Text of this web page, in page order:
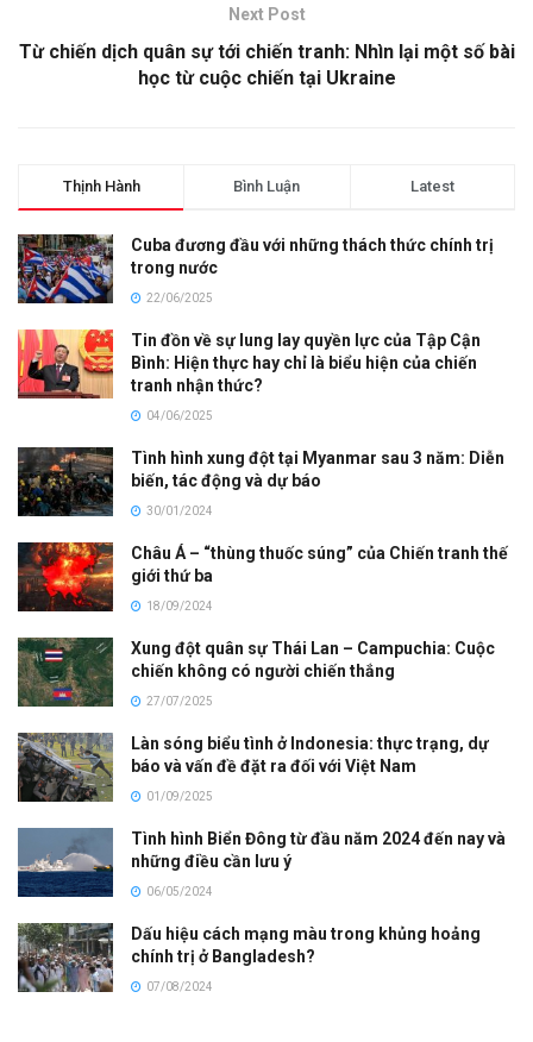
Next Post
Từ chiến dịch quân sự tới chiến tranh: Nhìn lại một số bài
học từ cuộc chiến tại Ukraine
Thịnh Hành Bình Luận Latest
Cuba đương đầu với những thách thức chính trị
trong nước
22/06/2025
Tin đồn về sự lung lay quyền lực của Tập Cận
Bình: Hiện thực hay chỉ là biểu hiện của chiến
tranh nhận thức?
04/06/2025
Tình hình xung đột tại Myanmar sau 3 năm: Diễn
biến, tác động và dự báo
30/01/2024
Châu Á – “thùng thuốc súng” của Chiến tranh thế
giới thứ ba
18/09/2024
Xung đột quân sự Thái Lan – Campuchia: Cuộc
chiến không có người chiến thắng
27/07/2025
Làn sóng biểu tình ở Indonesia: thực trạng, dự
báo và vấn đề đặt ra đối với Việt Nam
01/09/2025
Tình hình Biển Đông từ đầu năm 2024 đến nay và
những điều cần lưu ý
06/05/2024
Dấu hiệu cách mạng màu trong khủng hoảng
chính trị ở Bangladesh?
07/08/2024